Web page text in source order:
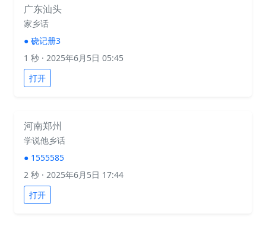
广东汕头
家乡话
● 硗记册3
1 秒 · 2025年6月5日 05:45
打开
河南郑州
学说他乡话
● 1555585
2 秒 · 2025年6月5日 17:44
打开